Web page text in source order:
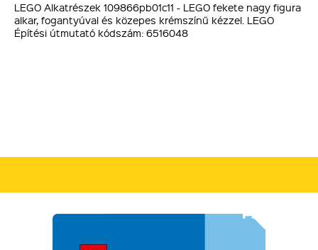
LEGO Alkatrészek 109866pb01c11 - LEGO fekete nagy figura
alkar, fogantyúval és közepes krémszínű kézzel. LEGO
Építési útmutató kódszám: 6516048